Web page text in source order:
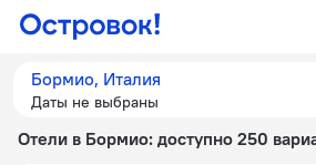
Бормио, Италия
Даты не выбраны
Отели в Бормио: доступно 250